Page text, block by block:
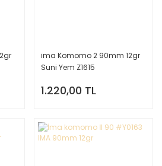
ima Komomo 2 90mm 12gr
Suni Yem Z1615
1.220,00 TL